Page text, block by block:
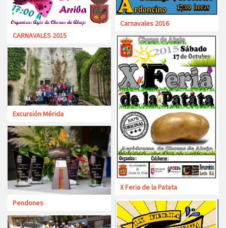
Carnavales 2016
CARNAVALES 2015
X Feria de la Patata
Excursión Mérida
Pendones